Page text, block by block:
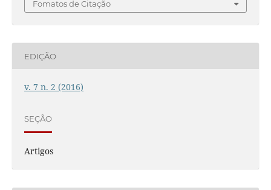
Fomatos de Citação
EDIÇÃO
v. 7 n. 2 (2016)
SEÇÃO
Artigos